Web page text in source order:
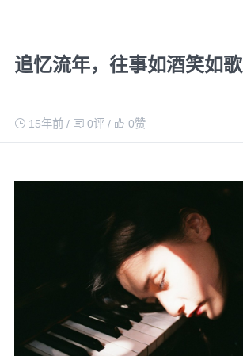
追忆流年，往事如酒笑如歌
15年前/ 0评/ 0赞